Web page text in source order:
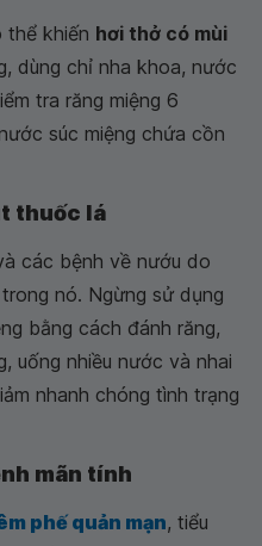
thể khiến hơi thở có mùi
dùng chỉ nha khoa, nước
tra răng miệng 6
súc miệng chứa cồn
thuốc lá
các bệnh về nướu do
nó. Ngừng sử dụng
bằng cách đánh răng,
uống nhiều nước và nhai
nhanh chóng tình trạng
mãn tính
phế quản mạn, tiểu